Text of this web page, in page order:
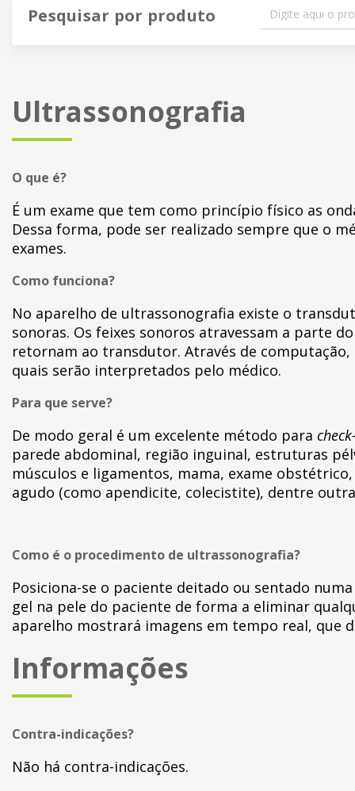
Pesquisar por produto
Ultrassonografia
O que é?
É um exame que tem como princípio físico as
Dessa forma, pode ser realizado sempre que o
exames.
Como funciona?
No aparelho de ultrassonografia existe o
sonoras. Os feixes sonoros atravessam a parte
retornam ao transdutor. Através de
quais serão interpretados pelo médico.
Para que serve?
De modo geral é um excelente método para
parede abdominal, região inguinal, estruturas
músculos e ligamentos, mama, exame
agudo (como apendicite, colecistite), dentre
Como é o procedimento de ultrassonografia?
Posiciona-se o paciente deitado ou sentado
gel na pele do paciente de forma a eliminar
aparelho mostrará imagens em tempo real, que
Informações
Contra-indicações?
Não há contra-indicações.